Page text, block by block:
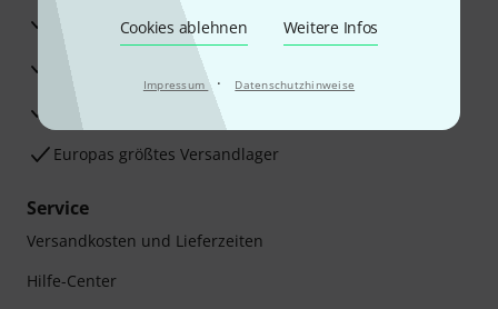
Cookies ablehnen Weitere Infos
Impressum · Datenschutzhinweise
Reparaturservice
Beratung durch Fachexperten
Zufriedenheitsgarantie
Europas größtes Versandlager
Service
Versandkosten und Lieferzeiten
Hilfe-Center